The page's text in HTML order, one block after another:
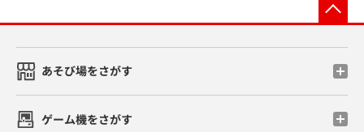
あそび場をさがす
ゲーム機をさがす